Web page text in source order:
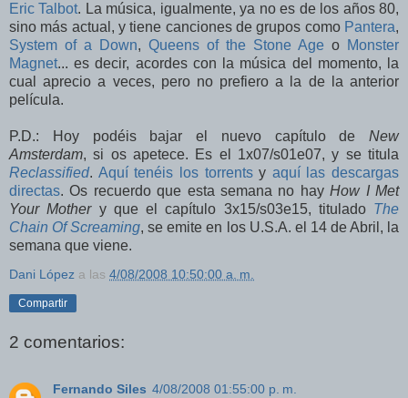
Eric Talbot. La música, igualmente, ya no es de los años 80,
sino más actual, y tiene canciones de grupos como Pantera,
System of a Down, Queens of the Stone Age o Monster
Magnet... es decir, acordes con la música del momento, la
cual aprecio a veces, pero no prefiero a la de la anterior
película.
P.D.: Hoy podéis bajar el nuevo capítulo de New
Amsterdam, si os apetece. Es el 1x07/s01e07, y se titula
Reclassified. Aquí tenéis los torrentsy aquí las descargas
directas. Os recuerdo que esta semana no hayHow I Met
Your Mothery que el capítulo 3x15/s03e15, titulado The
Chain Of Screaming, se emite en los U.S.A. el 14 de Abril, la
semana que viene.
Dani López a las 4/08/2008 10:50:00 a. m.
Compartir
2 comentarios:
Fernando Siles 4/08/2008 01:55:00 p. m.